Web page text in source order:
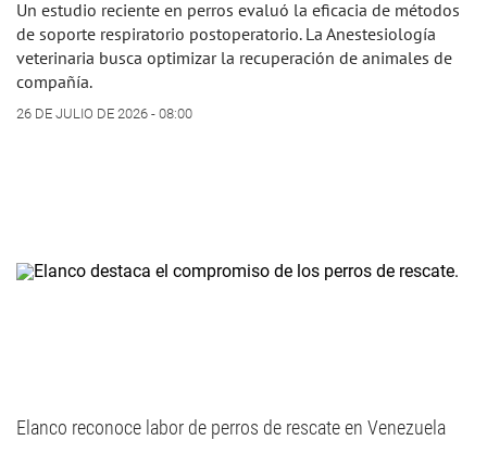
Un estudio reciente en perros evaluó la eficacia de métodos
de soporte respiratorio postoperatorio. La Anestesiología
veterinaria busca optimizar la recuperación de animales de
compañía.
26 DE JULIO DE 2026 - 08:00
Elanco reconoce labor de perros de rescate en Venezuela